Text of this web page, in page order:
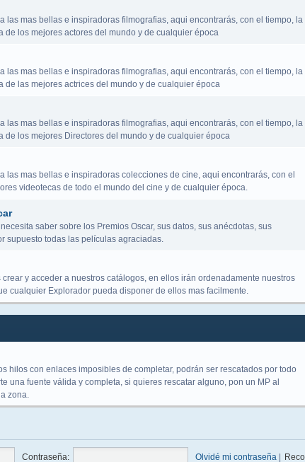
las mas bellas e inspiradoras filmografias, aqui encontrarás, con el tiempo, la
de los mejores actores del mundo y de cualquier época
las mas bellas e inspiradoras filmografias, aqui encontrarás, con el tiempo, la
de las mejores actrices del mundo y de cualquier época
las mas bellas e inspiradoras filmografias, aqui encontrarás, con el tiempo, la
de los mejores Directores del mundo y de cualquier época
las mas bellas e inspiradoras colecciones de cine, aqui encontrarás, con el
videotecas de todo el mundo del cine y de cualquier época.
saber sobre los Premios Oscar, sus datos, sus anécdotas, sus
supuesto todas las películas agraciadas.
y acceder a nuestros catálogos, en ellos irán ordenadamente nuestros
cualquier Explorador pueda disponer de ellos mas facilmente.
hilos con enlaces imposibles de completar, podrán ser rescatados por todo
una fuente válida y completa, si quieres rescatar alguno, pon un MP al
zona.
Contraseña: Olvidé mi contraseña